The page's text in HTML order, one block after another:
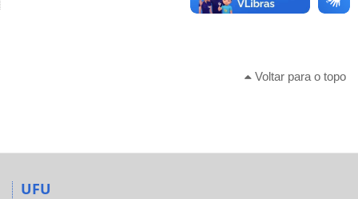
Voltar para o topo
UFU